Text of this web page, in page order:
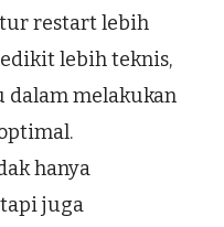
restart lebih
lebih teknis,
dalam melakukan
hanya
juga